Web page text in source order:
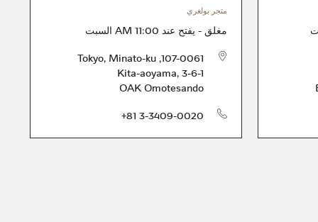
متجر بولغري
مغلق - يفتح عند 11:00 AM
السبت
107-0061
,
Tokyo, Minato-ku
Kita-aoyama, 3-6-1
OAK Omotesando
+81 3-3409-0020